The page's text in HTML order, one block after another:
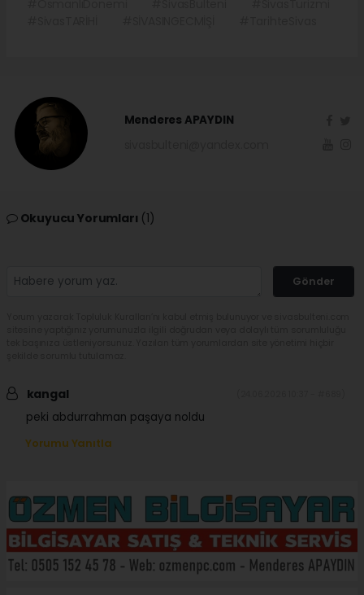
Menderes APAYDIN
Okuyucu Yorumları (1)
Gönder
kangal
peki abdurrahman paşaya noldu
Yorumu Yanıtla